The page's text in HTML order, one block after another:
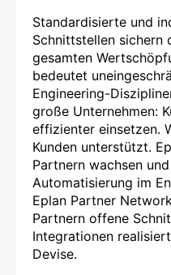
Standardisierte und
Schnittstellen sichern
gesamten
bedeutet
Engineering-
große Unternehmen:
effizienter einsetzen.
Kunden unterstützt.
Partnern wachsen
Automatisierung im
Eplan Partner
Partnern offene
Integrationen
Devise.